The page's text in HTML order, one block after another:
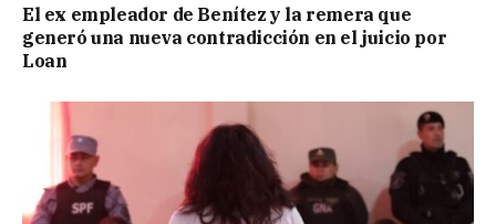
El ex empleador de Benítez y la remera que
generó una nueva contradicción en el juicio por
Loan